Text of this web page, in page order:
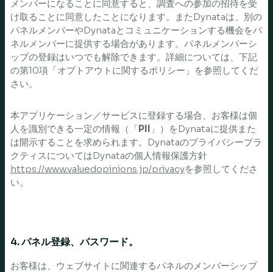
メンバーになることに同意すると、調査への参加の招待を受
け取ることに同意したことになります。またDynataは、別の
パネルメンバーやDynataとコミュニケーションする機会をパ
ネルメンバーに提供する場合があります。パネルメンバーシ
ップの登録はいつでも解除できます。詳細については、下記
の第10項「オプトアウトに関するポリシー」を参照してくだ
さい。
本アプリケーション／サービスに登録する場合、お客様は個
人を識別できる一定の情報（「PII 」）をDynataに提供また
は開示することを求められます。Dynataのプライバシープラ
クティスについてはDynataの個人情報保護方針
https://www.valuedopinions.jp/privacyを参照してくださ
い。
4. パネル登録、パスワード。
お客様は、ウェブサイトに関連するパネルのメンバーシップ